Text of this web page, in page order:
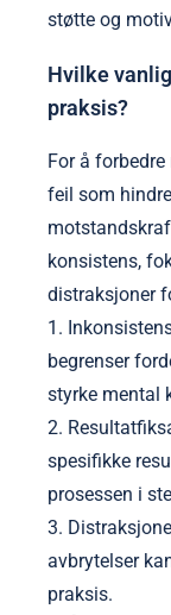
støtte og
Hvilke
praksis?
For å
feil som
konsistens,
distraksjoner
1.
begrenser
styrke mental
2.
spesifikke
prosessen i
3.
avbrytelser
praksis.